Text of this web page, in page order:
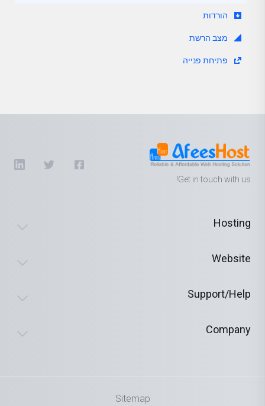
הורדות
מצב הרשת
פתיחת פנייה
Get in touch with us!
Hosting
Website
Support/Help
Company
Sitemap